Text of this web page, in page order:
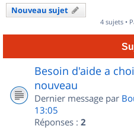
Nouveau sujet
4 sujets •
Besoin d'aide a
nouveau
Dernier message par
13:05
Réponses : 2